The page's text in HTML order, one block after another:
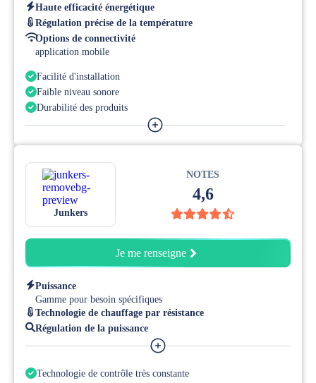
Haute efficacité énergétique
Régulation précise de la température
Options de connectivité
application mobile
Facilité d'installation
Faible niveau sonore
Durabilité des produits
Taille compacte
Junkers
NOTES
4,6
Puissance
Gamme pour besoin spécifiques
Technologie de chauffage par résistance
Régulation de la puissance
Compatible avec les régulations externes
Technologie de contrôle très constante
Je me renseigne